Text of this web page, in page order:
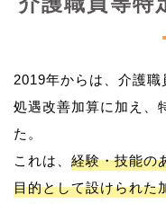
2019年からは、介護職
処遇改善加算に加え、
た。
これは、 経験・技能の
目的として設けられた